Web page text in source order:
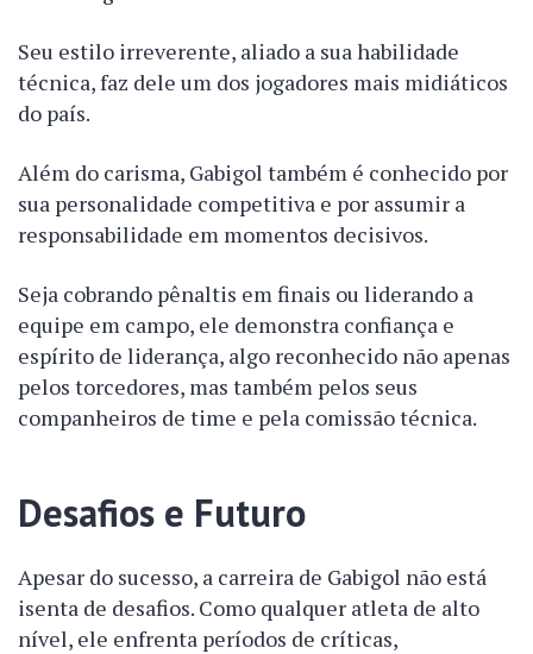
Seu estilo irreverente, aliado a sua habilidade
técnica, faz dele um dos jogadores mais midiáticos
do país.
Além do carisma, Gabigol também é conhecido por
sua personalidade competitiva e por assumir a
responsabilidade em momentos decisivos.
Seja cobrando pênaltis em finais ou liderando a
equipe em campo, ele demonstra confiança e
espírito de liderança, algo reconhecido não apenas
pelos torcedores, mas também pelos seus
companheiros de time e pela comissão técnica.
Desafios e Futuro
Apesar do sucesso, a carreira de Gabigol não está
isenta de desafios. Como qualquer atleta de alto
nível, ele enfrenta períodos de críticas,